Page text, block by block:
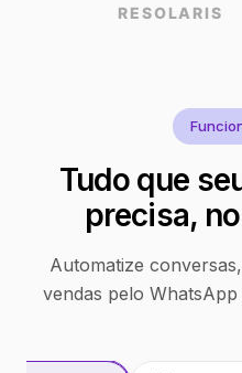
Tudo que
precisa,
Automatize
vendas pelo